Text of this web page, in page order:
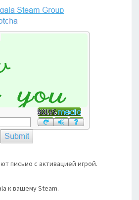
письмо с активацией игрой.
к вашему Steam.